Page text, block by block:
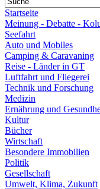
Startseite
Meinung - Debatte -
Seefahrt
Auto und Mobiles
Camping & Caravaning
Reise - Länder in GT
Luftfahrt und Fliegerei
Technik und Forschung
Medizin
Ernährung und
Kultur
Bücher
Wirtschaft
Besondere Immobilien
Politik
Gesellschaft
Umwelt, Klima, Zukunft